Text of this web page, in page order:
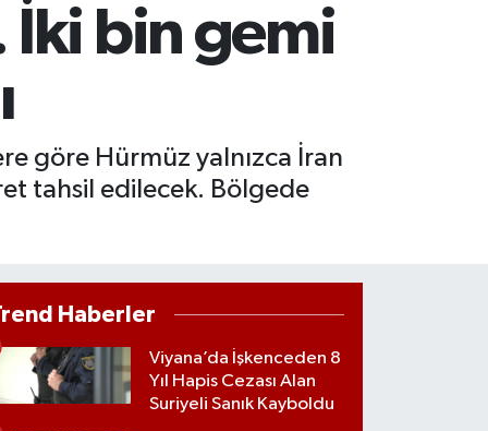
İki bin gemi
göre Hürmüz yalnızca İran
tahsil edilecek. Bölgede
Haberler
Viyana’da İşkenceden 8
Yıl Hapis Cezası Alan
Suriyeli Sanık Kayboldu